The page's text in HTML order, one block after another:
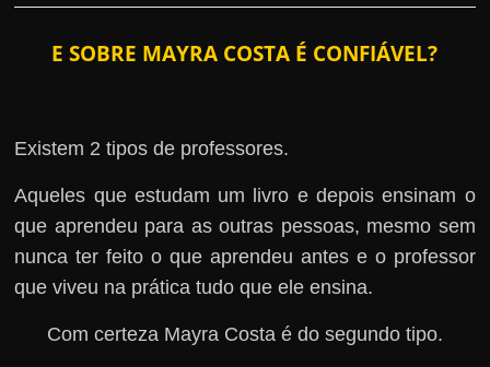
E SOBRE MAYRA COSTA É CONFIÁVEL?
Existem 2 tipos de professores.
Aqueles que estudam um livro e depois ensinam o
que aprendeu para as outras pessoas, mesmo sem
nunca ter feito o que aprendeu antes e o professor
que viveu na prática tudo que ele ensina.
Com certeza Mayra Costa é do segundo tipo.